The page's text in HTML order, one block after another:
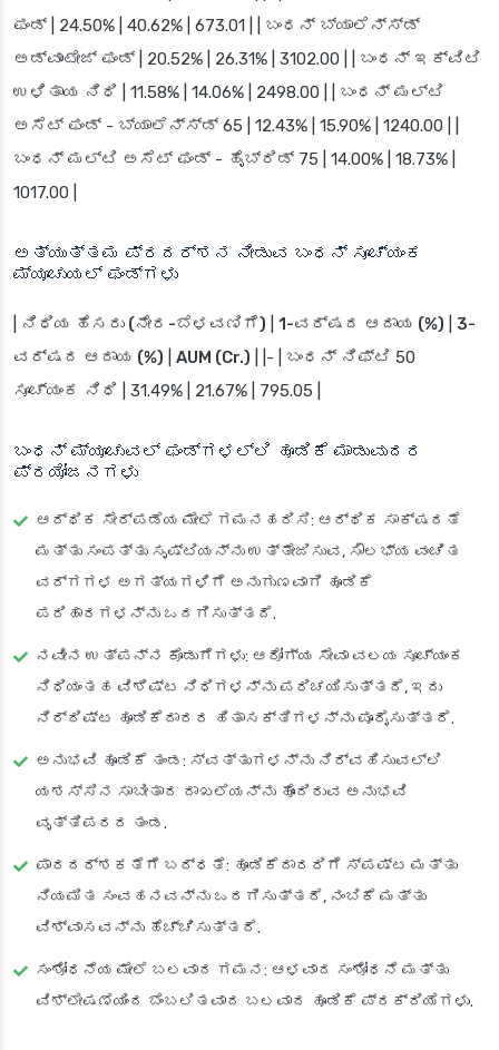
ಫಂಡ್ | 24.50% | 40.62% | 673.01 | | ಬಂಧನ್ ಬ್ಯಾಲೆನ್ಸ್ಡ್
ಅಡ್ವಾಂಟೇಜ್ ಫಂಡ್ | 20.52% | 26.31% | 3102.00 | | ಬಂಧನ್ ಇಕ್ವಿಟಿ
ಉಳಿತಾಯ ನಿಧಿ | 11.58% | 14.06% | 2498.00 | | ಬಂಧನ್ ಮಲ್ಟಿ
ಅಸೆಟ್ ಫಂಡ್ - ಬ್ಯಾಲೆನ್ಸ್ಡ್ 65 | 12.43% | 15.90% | 1240.00 | |
ಬಂಧನ್ ಮಲ್ಟಿ ಅಸೆಟ್ ಫಂಡ್ - ಹೈಬ್ರಿಡ್ 75 | 14.00% | 18.73% |
1017.00 |
ಅತ್ಯುತ್ತಮ ಪ್ರದರ್ಶನ ನೀಡುವ ಬಂಧನ್ ಸೂಚ್ಯಂಕ
ಮ್ಯೂಚುಯಲ್ ಫಂಡ್‌ಗಳು
ನಿಧಿಯ ಹೆಸರು (ನೇರ-ಬೆಳವಣಿಗೆ) 1-ವರ್ಷದ ಆದಾಯ (%)
3-
ವರ್ಷದ ಆದಾಯ (%)
AUM (Cr.) | |- | ಬಂಧನ್ ನಿಫ್ಟಿ 50
ಸೂಚ್ಯಂಕ ನಿಧಿ | 31.49% | 21.67% | 795.05 |
ಬಂಧನ್ ಮ್ಯೂಚುವಲ್ ಫಂಡ್‌ಗಳಲ್ಲಿ ಹೂಡಿಕೆ ಮಾಡುವುದರ
ಪ್ರಯೋಜನಗಳು
ಆರ್ಥಿಕ ಸೇರ್ಪಡೆಯ ಮೇಲೆ ಗಮನಹರಿಸಿ: ಆರ್ಥಿಕ ಸಾಕ್ಷರತೆ
ಮತ್ತು ಸಂಪತ್ತು ಸೃಷ್ಟಿಯನ್ನು ಉತ್ತೇಜಿಸುವ, ಸೌಲಭ್ಯ ವಂಚಿತ
ವರ್ಗಗಳ ಅಗತ್ಯಗಳಿಗೆ ಅನುಗುಣವಾಗಿ ಹೂಡಿಕೆ
ಪರಿಹಾರಗಳನ್ನು ಒದಗಿಸುತ್ತದೆ.
ನವೀನ ಉತ್ಪನ್ನ ಕೊಡುಗೆಗಳು: ಆರೋಗ್ಯ ಸೇವಾ ವಲಯ ಸೂಚ್ಯಂಕ
ನಿಧಿಯಂತಹ ವಿಶಿಷ್ಟ ನಿಧಿಗಳನ್ನು ಪರಿಚಯಿಸುತ್ತದೆ, ಇದು
ನಿರ್ದಿಷ್ಟ ಹೂಡಿಕೆದಾರರ ಹಿತಾಸಕ್ತಿಗಳನ್ನು ಪೂರೈಸುತ್ತದೆ.
ಅನುಭವಿ ಹೂಡಿಕೆ ತಂಡ: ಸ್ವತ್ತುಗಳನ್ನು ನಿರ್ವಹಿಸುವಲ್ಲಿ
ಯಶಸ್ಸಿನ ಸಾಬೀತಾದ ದಾಖಲೆಯನ್ನು ಹೊಂದಿರುವ ಅನುಭವಿ
ವೃತ್ತಿಪರರ ತಂಡ.
ಪಾರದರ್ಶಕತೆಗೆ ಬದ್ಧತೆ: ಹೂಡಿಕೆದಾರರಿಗೆ ಸ್ಪಷ್ಟ ಮತ್ತು
ನಿಯಮಿತ ಸಂವಹನವನ್ನು ಒದಗಿಸುತ್ತದೆ, ನಂಬಿಕೆ ಮತ್ತು
ವಿಶ್ವಾಸವನ್ನು ಹೆಚ್ಚಿಸುತ್ತದೆ.
ಸಂಶೋಧನೆಯ ಮೇಲೆ ಬಲವಾದ ಗಮನ: ಆಳವಾದ ಸಂಶೋಧನೆ ಮತ್ತು
ವಿಶ್ಲೇಷಣೆಯಿಂದ ಬೆಂಬಲಿತವಾದ ಬಲವಾದ ಹೂಡಿಕೆ ಪ್ರಕ್ರಿಯೆಗಳು.